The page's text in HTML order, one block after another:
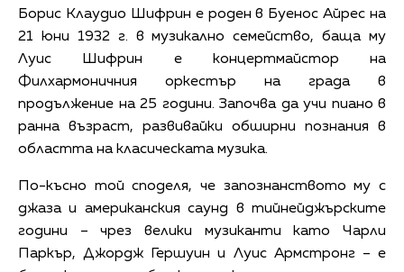
Борис Клаудио Шифрин е роден в Буенос Айрес на
21 юни 1932 г. в музикално семейство, баща му
Луис Шифрин е концертмайстор на
Филхармоничния оркестър на града в
продължение на 25 години. Започва да учи пиано в
ранна възраст, развивайки обширни познания в
областта на класическата музика.
По-късно той споделя, че запознанството му с
джаза и американския саунд в тийнейджърските
години – чрез велики музиканти като Чарли
Паркър, Джордж Гершуин и Луис Армстронг – е